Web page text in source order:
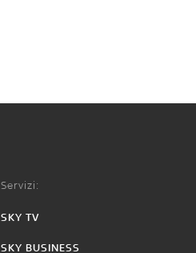
Servizi:
SKY TV
SKY BUSINESS